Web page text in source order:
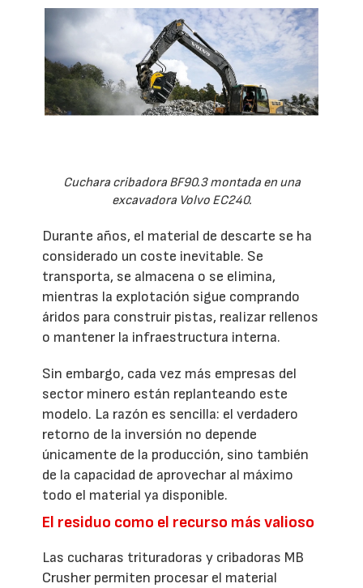
Cuchara cribadora BF90.3 montada en una
excavadora Volvo EC240.
Durante años, el material de descarte se ha
considerado un coste inevitable. Se
transporta, se almacena o se elimina,
mientras la explotación sigue comprando
áridos para construir pistas, realizar rellenos
o mantener la infraestructura interna.
Sin embargo, cada vez más empresas del
sector minero están replanteando este
modelo. La razón es sencilla: el verdadero
retorno de la inversión no depende
únicamente de la producción, sino también
de la capacidad de aprovechar al máximo
todo el material ya disponible.
El residuo como el recurso más valioso
Las cucharas trituradoras y cribadoras MB
Crusher permiten procesar el material